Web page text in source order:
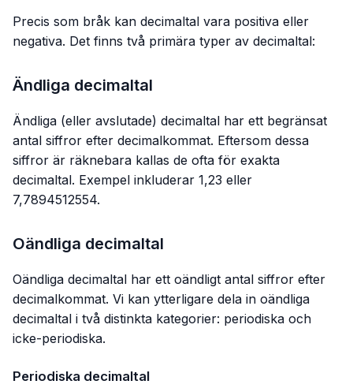
{4}=1.25
Precis som bråk kan decimaltal vara positiva eller
negativa. Det finns två primära typer av decimaltal:
Ändliga decimaltal
Ändliga (eller avslutade) decimaltal har ett begränsat
antal siffror efter decimalkommat. Eftersom dessa
siffror är räknebara kallas de ofta för exakta
decimaltal. Exempel inkluderar 1,23 eller
7,7894512554.
Oändliga decimaltal
Oändliga decimaltal har ett oändligt antal siffror efter
decimalkommat. Vi kan ytterligare dela in oändliga
decimaltal i två distinkta kategorier: periodiska och
icke-periodiska.
Periodiska decimaltal